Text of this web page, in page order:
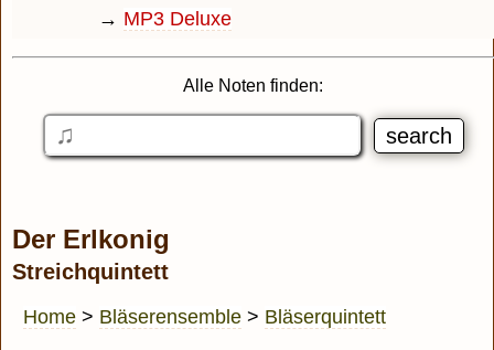
→ MP3 Deluxe
Alle Noten finden:
Der Erlkonig
Streichquintett
Home > Bläserensemble > Bläserquintett